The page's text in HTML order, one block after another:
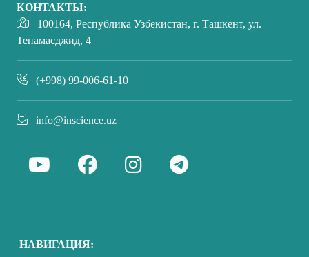
КОНТАКТЫ:
100164, Республика Узбекистан, г. Ташкент, ул.
Тепамасджид, 4
(+998) 99-006-61-10
info@inscience.uz
НАВИГАЦИЯ: